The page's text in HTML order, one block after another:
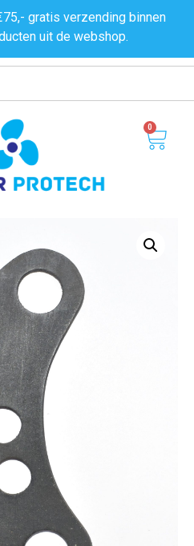
gratis verzending binnen
uit de webshop.
0